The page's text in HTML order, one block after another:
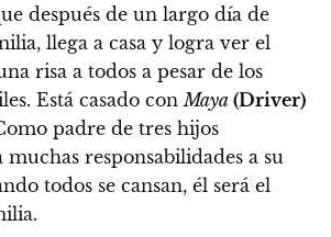
después de un largo día de
llega a casa y logra ver el
risa a todos a pesar de los
Está casado conMaya (Driver)
padre de tres hijos
muchas responsabilidades a su
todos se cansan, él será el